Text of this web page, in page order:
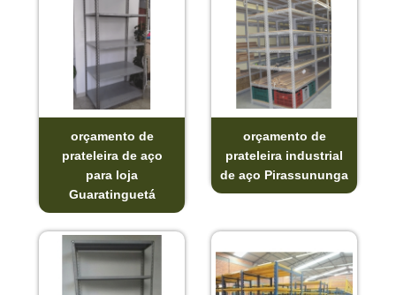
orçamento de
prateleira de aço
para loja
Guaratinguetá
orçamento de
prateleira industrial
de aço Pirassununga